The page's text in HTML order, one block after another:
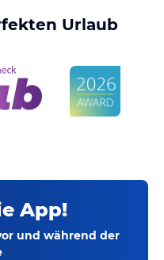
Urlaub
App!
und während der